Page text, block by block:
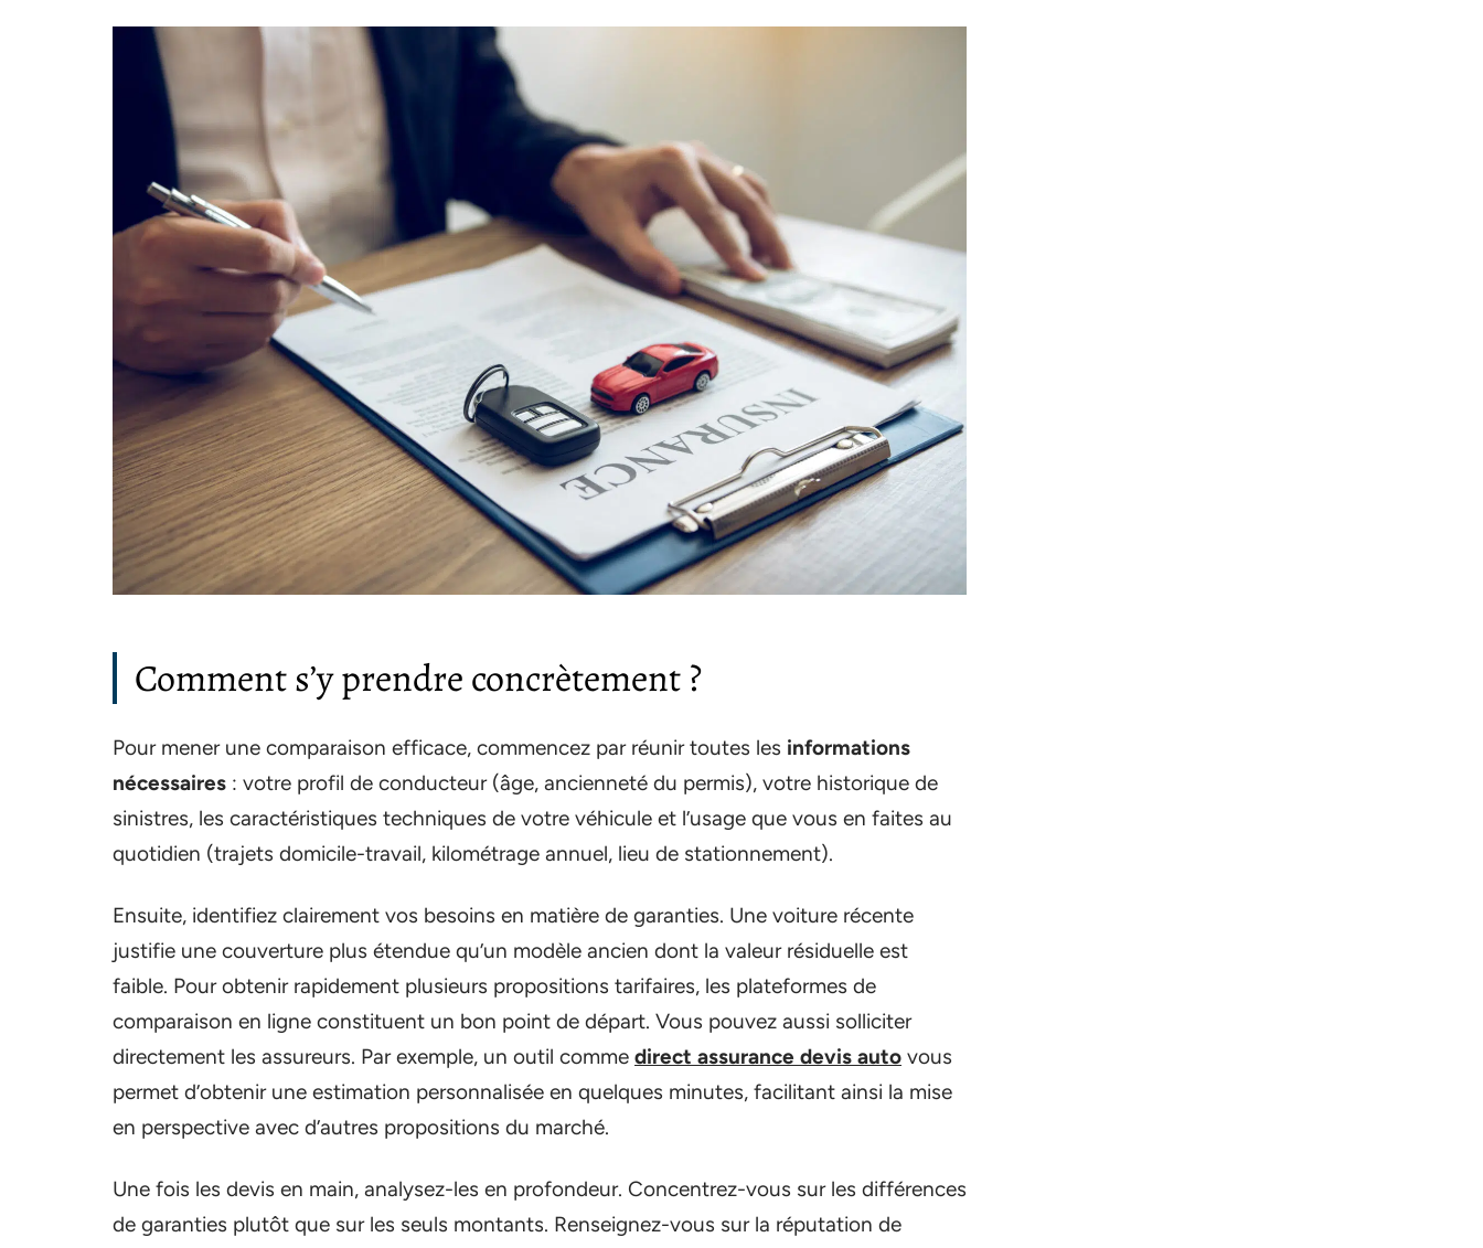
Comment s’y prendre concrètement ?
Pour mener une comparaison efficace, commencez par réunir toutes les informations
nécessaires : votre profil de conducteur (âge, ancienneté du permis), votre historique de
sinistres, les caractéristiques techniques de votre véhicule et l’usage que vous en faites au
quotidien (trajets domicile-travail, kilométrage annuel, lieu de stationnement).
Ensuite, identifiez clairement vos besoins en matière de garanties. Une voiture récente
justifie une couverture plus étendue qu’un modèle ancien dont la valeur résiduelle est
faible. Pour obtenir rapidement plusieurs propositions tarifaires, les plateformes de
comparaison en ligne constituent un bon point de départ. Vous pouvez aussi solliciter
directement les assureurs. Par exemple, un outil comme direct assurance devis auto vous
permet d’obtenir une estimation personnalisée en quelques minutes, facilitant ainsi la mise
en perspective avec d’autres propositions du marché.
Une fois les devis en main, analysez-les en profondeur. Concentrez-vous sur les différences
de garanties plutôt que sur les seuls montants. Renseignez-vous sur la réputation de